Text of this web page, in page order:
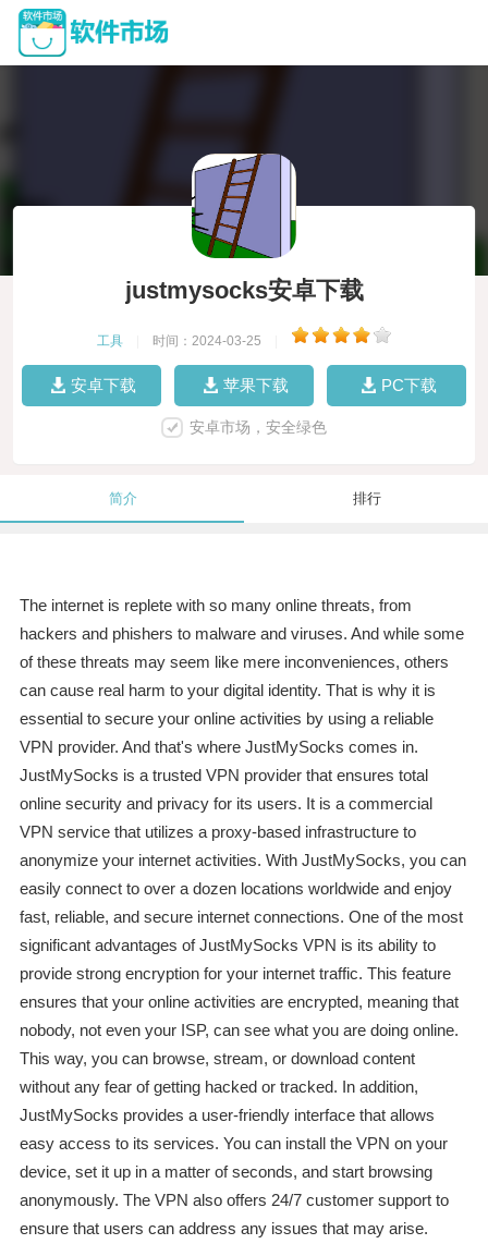
justmysocks安卓下载
工具 时间：2024-03-25
安卓下载 苹果下载 PC下载
安卓市场，安全绿色
简介 排行
The internet is replete with so many online threats, from
hackers and phishers to malware and viruses. And while some
of these threats may seem like mere inconveniences, others
can cause real harm to your digital identity. That is why it is
essential to secure your online activities by using a reliable
VPN provider. And that's where JustMySocks comes in.
JustMySocks is a trusted VPN provider that ensures total
online security and privacy for its users. It is a commercial
VPN service that utilizes a proxy-based infrastructure to
anonymize your internet activities. With JustMySocks, you can
easily connect to over a dozen locations worldwide and enjoy
fast, reliable, and secure internet connections. One of the most
significant advantages of JustMySocks VPN is its ability to
provide strong encryption for your internet traffic. This feature
ensures that your online activities are encrypted, meaning that
nobody, not even your ISP, can see what you are doing online.
This way, you can browse, stream, or download content
without any fear of getting hacked or tracked. In addition,
JustMySocks provides a user-friendly interface that allows
easy access to its services. You can install the VPN on your
device, set it up in a matter of seconds, and start browsing
anonymously. The VPN also offers 24/7 customer support to
ensure that users can address any issues that may arise.